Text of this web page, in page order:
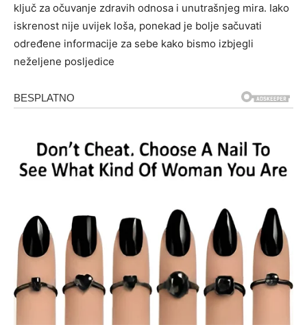
ključ za očuvanje zdravih odnosa i unutrašnjeg mira. Iako
iskrenost nije uvijek loša, ponekad je bolje sačuvati
određene informacije za sebe kako bismo izbjegli
neželjene posljedice